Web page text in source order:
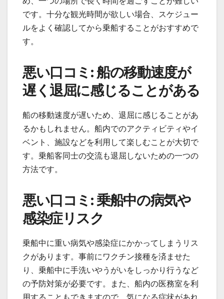
です。十分な観光時間が欲しい場合、スケジュー
ルをよく確認してから乗船することがおすすめで
す。
悪い口コミ: 船の移動速度が
遅く退屈に感じることがある
船の移動速度が遅いため、退屈に感じることがあ
るかもしれません。船内でのアクティビティやイ
ベント、施設などを利用して楽しむことが大切で
す。乗船客同士の交流も退屈しないための一つの
方法です。
悪い口コミ: 乗船中の病気や
感染症リスク
乗船中に重い病気や感染症にかかってしまうリス
クがあります。事前にワクチン接種を済ませた
り、乗船中に手洗いやうがいをしっかり行うなど
の予防対策が必要です。また、船内の医務室を利
用することもできますので、気になる症状があれ